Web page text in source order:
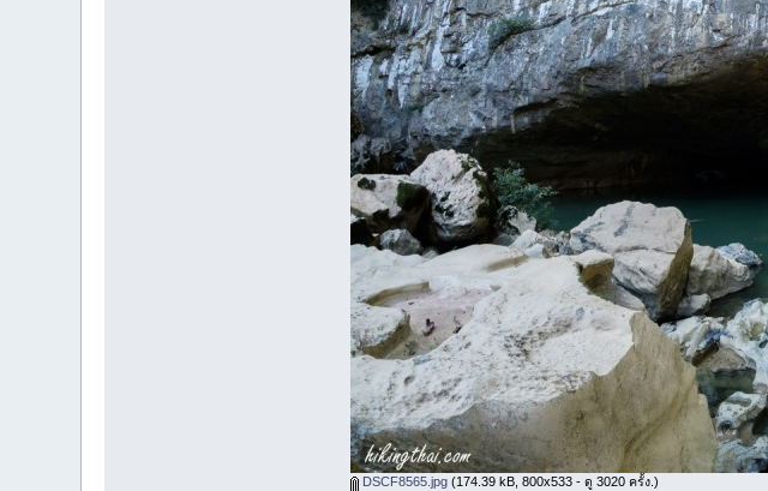
DSCF8565.jpg (174.39 kB, 800x533 - ดู 3020 ครั้ง.)